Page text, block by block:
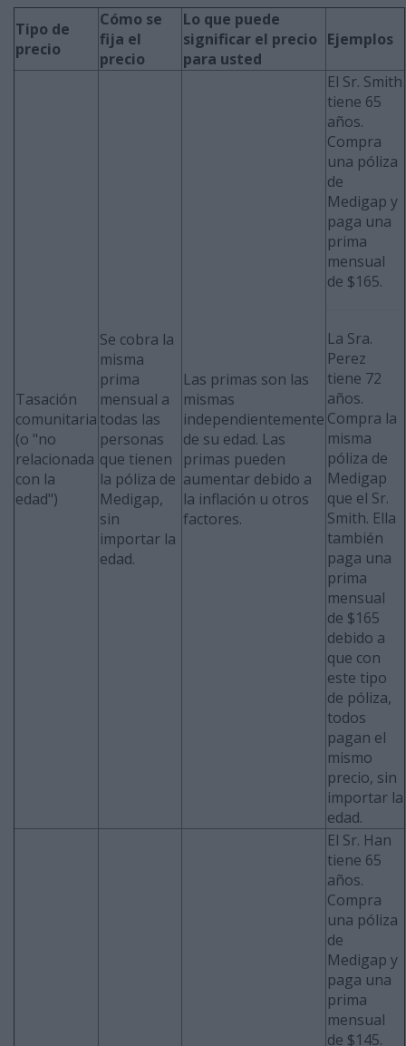
Tipo de
precio
Cómo se
fija el
precio
Lo que puede
significar el precio
para usted
Ejemplos
Tasación
comunitaria
(o "no
relacionada
con la
edad")
Se cobra la
misma
prima
mensual a
todas las
personas
que tienen
la póliza de
Medigap,
sin
importar la
edad.
Las primas son las
mismas
independientemente
de su edad. Las
primas pueden
aumentar debido a
la inflación u otros
factores.
El Sr. Smith
tiene 65
años.
Compra
una póliza
de
Medigap y
paga una
prima
mensual
de $165.
La Sra.
Perez
tiene 72
años.
Compra la
misma
póliza de
Medigap
que el Sr.
Smith. Ella
también
paga una
prima
mensual
de $165
debido a
que con
este tipo
de póliza,
todos
pagan el
mismo
precio, sin
importar la
edad.
El Sr. Han
tiene 65
años.
Compra
una póliza
de
Medigap y
paga una
prima
mensual
de $145.